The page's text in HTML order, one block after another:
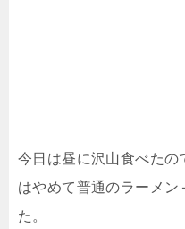
今日は昼に沢山食べたの
はやめて普通のラーメン
た。